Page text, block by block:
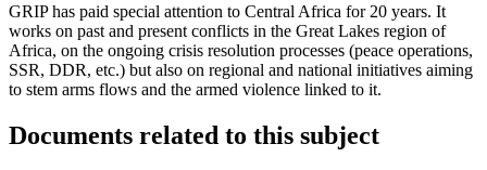
GRIP has paid special attention to Central Africa for 20 years. It
works on past and present conflicts in the Great Lakes region of
Africa, on the ongoing crisis resolution processes (peace operations,
SSR, DDR, etc.) but also on regional and national initiatives aiming
to stem arms flows and the armed violence linked to it.
Documents related to this subject